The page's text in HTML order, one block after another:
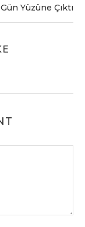
Yüzüne Çıktı